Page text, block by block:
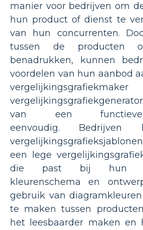
manier voor bedrijven om
hun product of dienst te
van hun concurrenten.
tussen de producten
benadrukken, kunnen
voordelen van hun aanbod
van een
eenvoudig. Bedrijven
een lege
die past bij hun
kleurenschema en
gebruik van
te maken tussen
het leesbaarder maken en